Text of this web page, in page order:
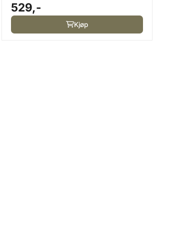
529,-
Kjøp